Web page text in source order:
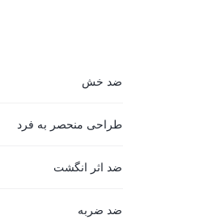
ضد خش
طراحی منحصر به فرد
ضد اثر انگشت
ضد ضربه